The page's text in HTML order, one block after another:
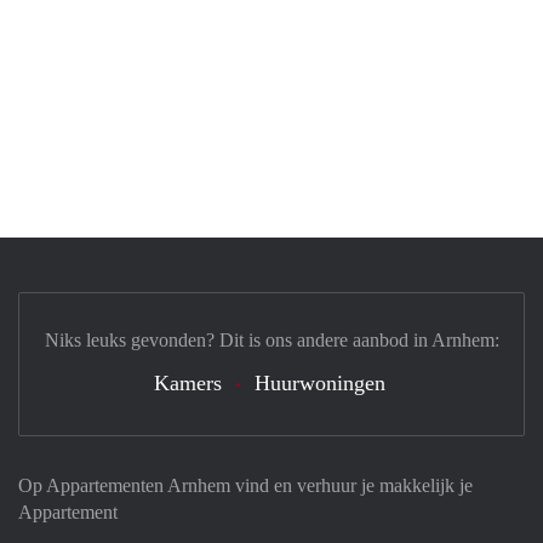
Op Appartementen Arnhem vind en verhuur je makkelijk je
Appartement
Niks leuks gevonden? Dit is ons andere aanbod in Arnhem:
Kamers Huurwoningen